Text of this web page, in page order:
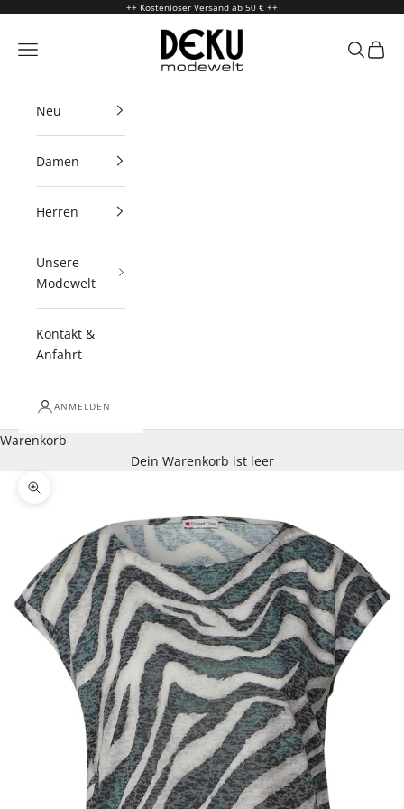
++ Kostenloser Versand ab 50 € ++
Deku Modewelt
Menü Suchen
Neu
Damen
Herren
Unsere
Modewelt
Kontakt &
Anfahrt
ANMELDEN
Warenkorb
Dein Warenkorb ist leer
Bild vergrößern